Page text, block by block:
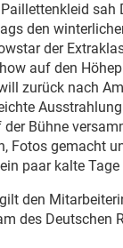
den
der
auf den
zurück nach
Bühne
Fotos gemacht
paar kalte
den
des